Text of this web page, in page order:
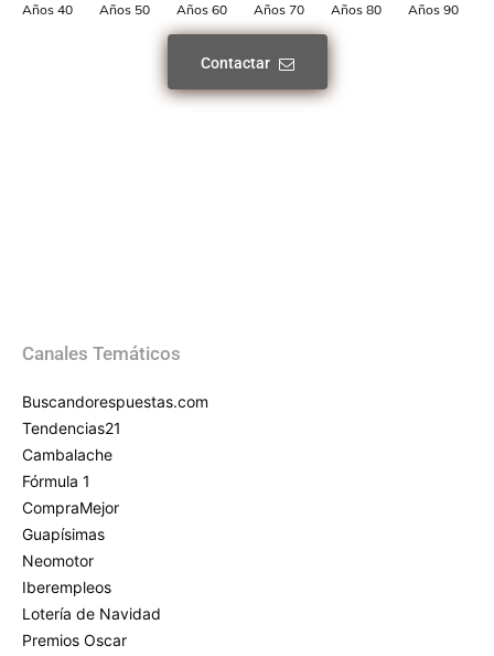
Años 40
Años 50 Años 60 Años 70 Años 80 Años 90
Contactar
Canales Temáticos
Buscandorespuestas.com
Tendencias21
Cambalache
Fórmula 1
CompraMejor
Guapísimas
Neomotor
Iberempleos
Lotería de Navidad
Premios Oscar